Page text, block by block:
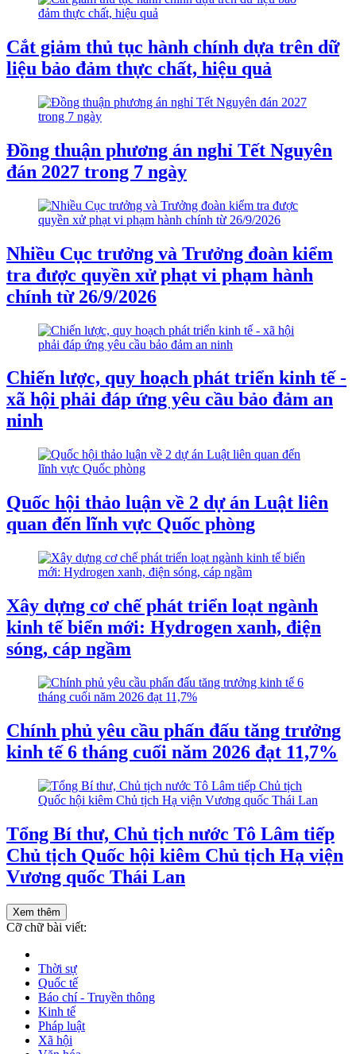
Cắt giảm thủ tục hành chính dựa trên dữ
liệu bảo đảm thực chất, hiệu quả
Đồng thuận phương án nghỉ Tết Nguyên
đán 2027 trong 7 ngày
Nhiều Cục trưởng và Trưởng đoàn kiểm
tra được quyền xử phạt vi phạm hành
chính từ 26/9/2026
Chiến lược, quy hoạch phát triển kinh tế -
xã hội phải đáp ứng yêu cầu bảo đảm an
ninh
Quốc hội thảo luận về 2 dự án Luật liên
quan đến lĩnh vực Quốc phòng
Xây dựng cơ chế phát triển loạt ngành
kinh tế biển mới: Hydrogen xanh, điện
sóng, cáp ngầm
Chính phủ yêu cầu phấn đấu tăng trưởng
kinh tế 6 tháng cuối năm 2026 đạt 11,7%
Tổng Bí thư, Chủ tịch nước Tô Lâm tiếp
Chủ tịch Quốc hội kiêm Chủ tịch Hạ viện
Vương quốc Thái Lan
Xem thêm
Cỡ chữ bài viết:
Thời sự
Quốc tế
Báo chí - Truyền thông
Kinh tế
Pháp luật
Xã hội